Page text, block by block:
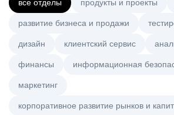
все отделы продукты и проекты
развитие бизнеса и продажи
дизайн клиентский сервис
финансы информационная
маркетинг
корпоративное развитие рынков и